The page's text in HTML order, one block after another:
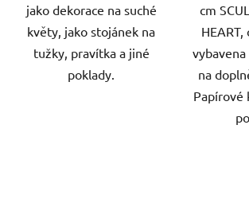
jako dekorace na suché
květy, jako stojánek na
tužky, pravítka a jiné
poklady.
cm
na
Papírové